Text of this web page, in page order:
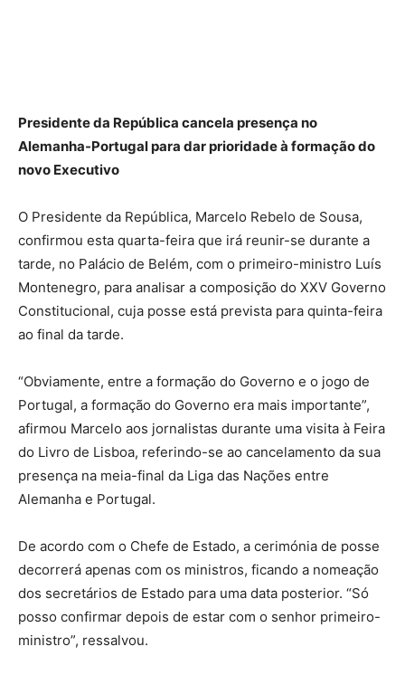
Presidente da República cancela presença no
Alemanha-Portugal para dar prioridade à formação do
novo Executivo
O Presidente da República, Marcelo Rebelo de Sousa,
confirmou esta quarta-feira que irá reunir-se durante a
tarde, no Palácio de Belém, com o primeiro-ministro Luís
Montenegro, para analisar a composição do XXV Governo
Constitucional, cuja posse está prevista para quinta-feira
ao final da tarde.
“Obviamente, entre a formação do Governo e o jogo de
Portugal, a formação do Governo era mais importante”,
afirmou Marcelo aos jornalistas durante uma visita à Feira
do Livro de Lisboa, referindo-se ao cancelamento da sua
presença na meia-final da Liga das Nações entre
Alemanha e Portugal.
De acordo com o Chefe de Estado, a cerimónia de posse
decorrerá apenas com os ministros, ficando a nomeação
dos secretários de Estado para uma data posterior. “Só
posso confirmar depois de estar com o senhor primeiro-
ministro”, ressalvou.